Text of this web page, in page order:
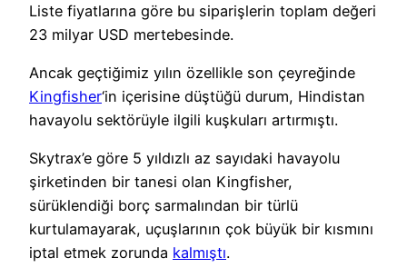
Liste fiyatlarına göre bu siparişlerin toplam değeri
23 milyar USD mertebesinde.
Ancak geçtiğimiz yılın özellikle son çeyreğinde
Kingfisher‘in içerisine düştüğü durum, Hindistan
havayolu sektörüyle ilgili kuşkuları artırmıştı.
Skytrax’e göre 5 yıldızlı az sayıdaki havayolu
şirketinden bir tanesi olan Kingfisher,
sürüklendiği borç sarmalından bir türlü
kurtulamayarak, uçuşlarının çok büyük bir kısmını
iptal etmek zorunda kalmıştı.